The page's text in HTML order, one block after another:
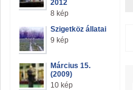
2012
8 kép
Szigetköz állatai
9 kép
Március 15.
(2009)
10 kép